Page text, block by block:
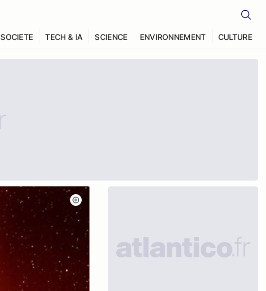
SOCIETE TECH & IA SCIENCE ENVIRONNEMENT CULTURE